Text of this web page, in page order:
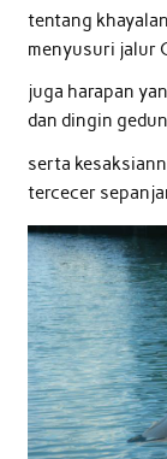
tentang
menyusuri jalur
juga harapan
dan dingin
serta
tercecer